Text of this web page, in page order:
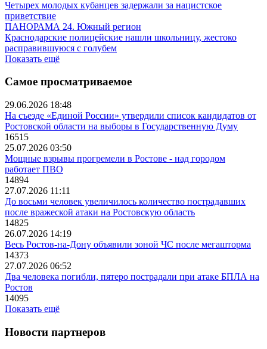
Четырех молодых кубанцев задержали за нацистское
приветствие
ПАНОРАМА 24. Южный регион
Краснодарские полицейские нашли школьницу, жестоко
расправившуюся с голубем
Показать ещё
Самое просматриваемое
29.06.2026 18:48
На съезде «Единой России» утвердили список кандидатов от
Ростовской области на выборы в Государственную Думу
16515
25.07.2026 03:50
Мощные взрывы прогремели в Ростове - над городом
работает ПВО
14894
27.07.2026 11:11
До восьми человек увеличилось количество пострадавших
после вражеской атаки на Ростовскую область
14825
26.07.2026 14:19
Весь Ростов-на-Дону объявили зоной ЧС после мегашторма
14373
27.07.2026 06:52
Два человека погибли, пятеро пострадали при атаке БПЛА на
Ростов
14095
Показать ещё
Новости партнеров